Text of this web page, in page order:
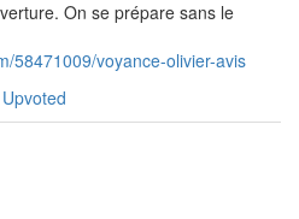
On se prépare sans le
58471009/voyance-olivier-avis